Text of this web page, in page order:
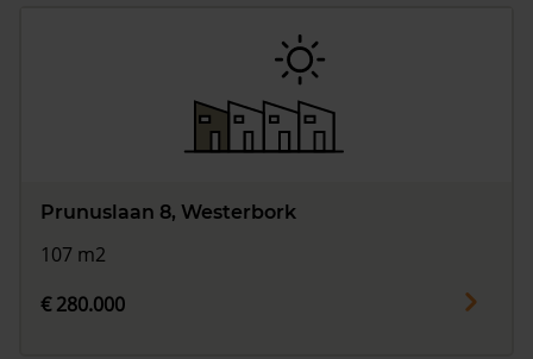
Prunuslaan 8, Westerbork
107 m2
€ 280.000